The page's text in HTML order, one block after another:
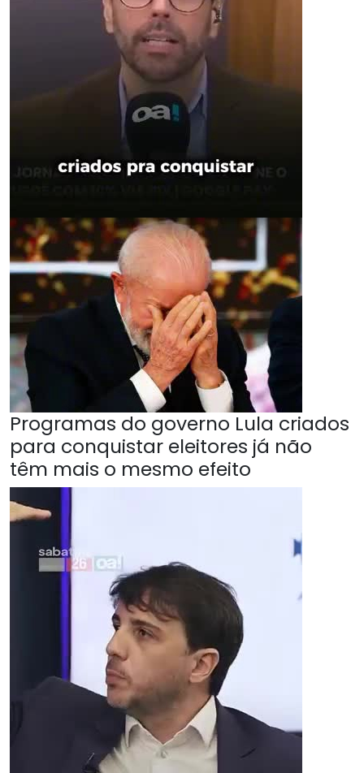
Programas do governo Lula criados
para conquistar eleitores já não
têm mais o mesmo efeito